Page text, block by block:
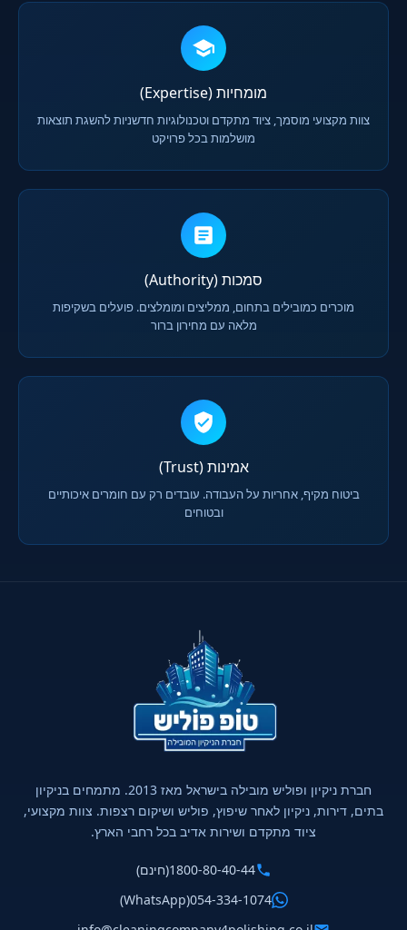
מומחיות (Expertise)
צוות מקצועי מוסמך, ציוד מתקדם וטכנולוגיות חדשניות להשגת תוצאות
מושלמות בכל פרויקט
סמכות (Authority)
מוכרים כמובילים בתחום, ממליצים ומומלצים. פועלים בשקיפות
מלאה עם מחירון ברור
אמינות (Trust)
ביטוח מקיף, אחריות על העבודה. עובדים רק עם חומרים איכותיים
ובטוחים
חברת ניקיון ופוליש מובילה בישראל מאז 2013. מתמחים בניקיון
בתים, דירות, ניקיון לאחר שיפוץ, פוליש ושיקום רצפות. צוות מקצועי,
ציוד מתקדם ושירות אדיב בכל רחבי הארץ.
1800-80-40-44(חינם)
054-334-1074
(WhatsApp)